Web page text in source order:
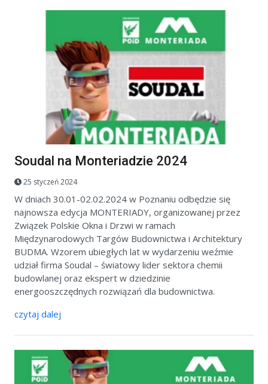
Soudal na Monteriadzie 2024
25 styczeń 2024
W dniach 30.01-02.02.2024 w Poznaniu odbędzie się
najnowsza edycja MONTERIADY, organizowanej przez
Związek Polskie Okna i Drzwi w ramach
Międzynarodowych Targów Budownictwa i Architektury
BUDMA. Wzorem ubiegłych lat w wydarzeniu weźmie
udział firma Soudal – światowy lider sektora chemii
budowlanej oraz ekspert w dziedzinie
energooszczędnych rozwiązań dla budownictwa.
czytaj dalej